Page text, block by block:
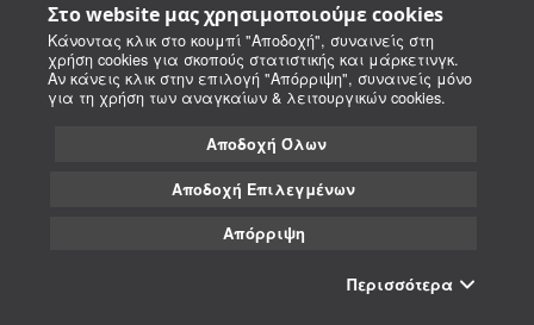
Στο website μας χρησιμοποιούμε cookies
Κάνοντας κλικ στο κουμπί "Αποδοχή", συναινείς στη
χρήση cookies για σκοπούς στατιστικής και μάρκετινγκ.
Αν κάνεις κλικ στην επιλογή "Απόρριψη", συναινείς μόνο
για τη χρήση των αναγκαίων & λειτουργικών cookies.
Αποδοχή Όλων
Αποδοχή Επιλεγμένων
Απόρριψη
Περισσότερα